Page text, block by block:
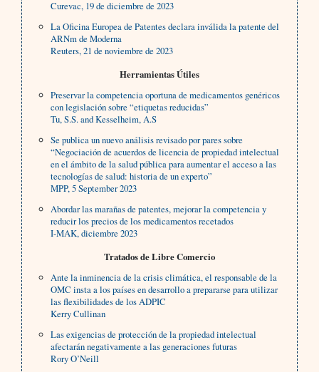
Curevac, 19 de diciembre de 2023
La Oficina Europea de Patentes declara inválida la patente del
ARNm de Moderna
Reuters, 21 de noviembre de 2023
Herramientas Útiles
Preservar la competencia oportuna de medicamentos genéricos
con legislación sobre “etiquetas reducidas”
Tu, S.S. and Kesselheim, A.S
Se publica un nuevo análisis revisado por pares sobre
“Negociación de acuerdos de licencia de propiedad intelectual
en el ámbito de la salud pública para aumentar el acceso a las
tecnologías de salud: historia de un experto”
MPP, 5 September 2023
Abordar las marañas de patentes, mejorar la competencia y
reducir los precios de los medicamentos recetados
I-MAK, diciembre 2023
Tratados de Libre Comercio
Ante la inminencia de la crisis climática, el responsable de la
OMC insta a los países en desarrollo a prepararse para utilizar
las flexibilidades de los ADPIC
Kerry Cullinan
Las exigencias de protección de la propiedad intelectual
afectarán negativamente a las generaciones futuras
Rory O’Neill